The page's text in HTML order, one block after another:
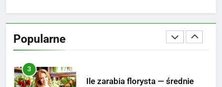
Popularne
Ile zarabia florysta — średnie
zarobki, dodatki i sposoby na
4
Ile zarabia nauczyciel